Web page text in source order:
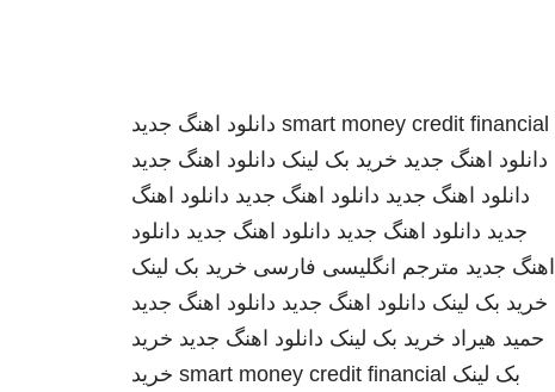
smart money credit financial دانلود اهنگ جدید
دانلود اهنگ جدید خرید بک لینک دانلود اهنگ جدید
دانلود اهنگ جدید دانلود اهنگ جدید دانلود اهنگ
جدید دانلود اهنگ جدید دانلود اهنگ جدید دانلود
اهنگ جدید مترجم انگلیسی فارسی خرید بک لینک
خرید بک لینک دانلود اهنگ جدید دانلود اهنگ جدید
حمید هیراد خرید بک لینک دانلود اهنگ جدید خرید
بک لینک smart money credit financial خرید